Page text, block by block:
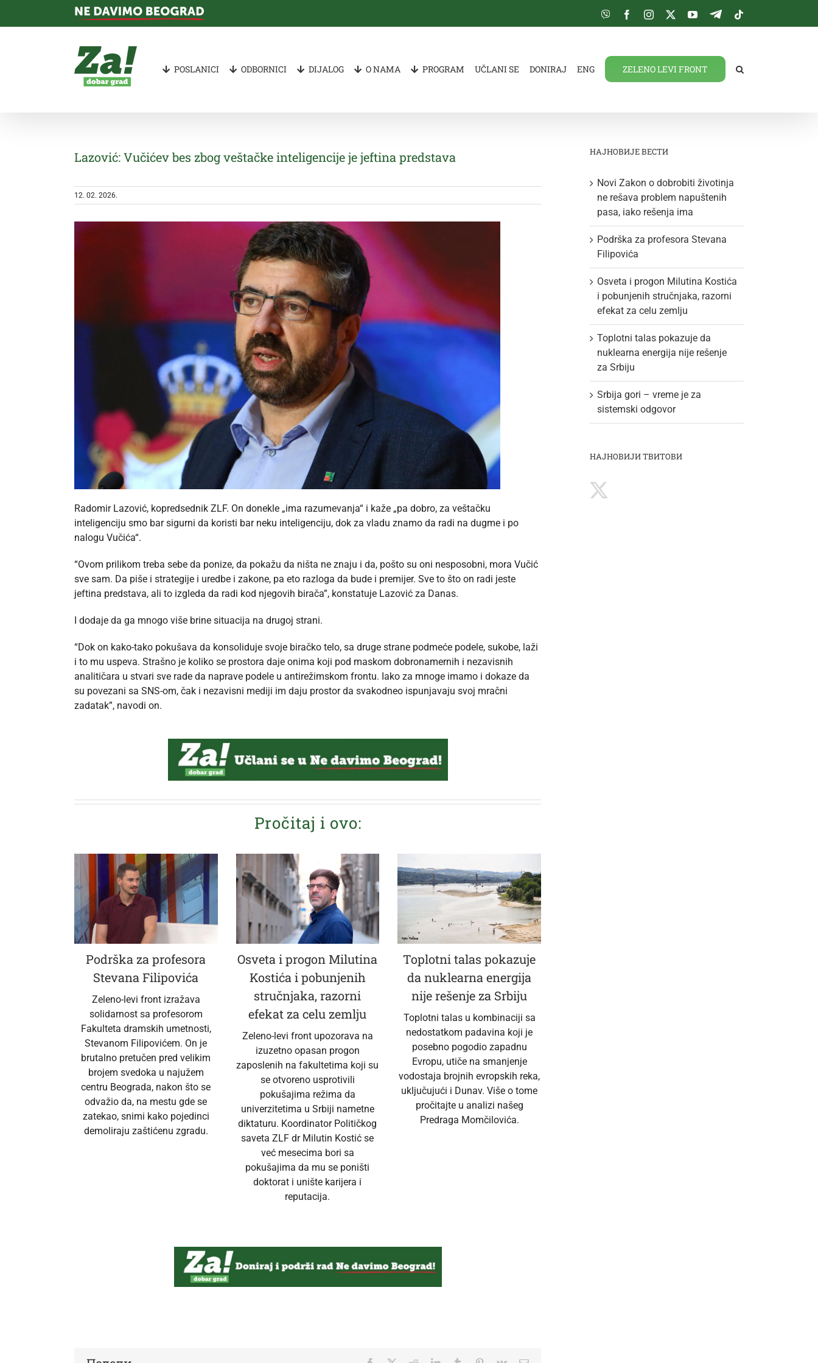
Viber FacebookInstagram
TwitterYouTube
Telegram
POSLANICI ODBORNICI DIJALOG O NAMA PROGRAM UČLANI SE DONIRAJ ENG ZELENO LEVI FRONT
Lazović: Vučićev bes zbog veštačke inteligencije je jeftina predstava
12. 02. 2026.
Radomir Lazović, kopredsednik ZLF. On donekle „ima razumevanja“ i kaže „pa dobro, za veštačku
inteligenciju smo bar sigurni da koristi bar neku inteligenciju, dok za vladu znamo da radi na dugme i po
nalogu Vučića“.
“Ovom prilikom treba sebe da ponize, da pokažu da ništa ne znaju i da, pošto su oni nesposobni, mora Vučić
sve sam. Da piše i strategije i uredbe i zakone, pa eto razloga da bude i premijer. Sve to što on radi jeste
jeftina predstava, ali to izgleda da radi kod njegovih birača”, konstatuje Lazović za Danas.
I dodaje da ga mnogo više brine situacija na drugoj strani.
“Dok on kako-tako pokušava da konsoliduje svoje biračko telo, sa druge strane podmeće podele, sukobe, laži
i to mu uspeva. Strašno je koliko se prostora daje onima koji pod maskom dobronamernih i nezavisnih
analitičara u stvari sve rade da naprave podele u antirežimskom frontu. Iako za mnoge imamo i dokaze da
su povezani sa SNS-om, čak i nezavisni mediji im daju prostor da svakodneo ispunjavaju svoj mračni
zadatak”, navodi on.
Pročitaj i ovo:
Podrška za profesora
Stevana Filipovića
Zeleno-levi front izražava
solidarnost sa profesorom
Fakulteta dramskih umetnosti,
Stevanom Filipovićem. On je
brutalno pretučen pred velikim
brojem svedoka u najužem
centru Beograda, nakon što se
odvažio da, na mestu gde se
zatekao, snimi kako pojedinci
demoliraju zaštićenu zgradu.
Osveta i progon Milutina
Kostića i pobunjenih
stručnjaka, razorni
efekat za celu zemlju
Zeleno-levi front upozorava na
izuzetno opasan progon
zaposlenih na fakultetima koji su
se otvoreno usprotivili
pokušajima režima da
univerzitetima u Srbiji nametne
diktaturu. Koordinator Političkog
saveta ZLF dr Milutin Kostić se
već mesecima bori sa
pokušajima da mu se poništi
doktorat i unište karijera i
reputacija.
Toplotni talas pokazuje
da nuklearna energija
nije rešenje za Srbiju
Toplotni talas u kombinaciji sa
nedostatkom padavina koji je
posebno pogodio zapadnu
Evropu, utiče na smanjenje
vodostaja brojnih evropskih reka,
uključujući i Dunav. Više o tome
pročitajte u analizi našeg
Predraga Momčilovića.
НАЈНОВИЈЕ ВЕСТИ
Novi Zakon o dobrobiti životinja
ne rešava problem napuštenih
pasa, iako rešenja ima
Podrška za profesora Stevana
Filipovića
Osveta i progon Milutina Kostića
i pobunjenih stručnjaka, razorni
efekat za celu zemlju
Toplotni talas pokazuje da
nuklearna energija nije rešenje
za Srbiju
Srbija gori – vreme je za
sistemski odgovor
НАЈНОВИЈИ ТВИТОВИ